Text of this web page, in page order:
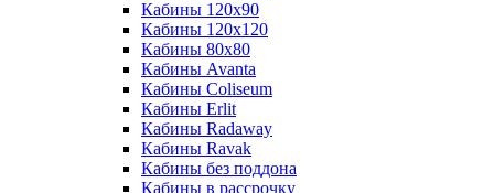
Кабины 120x90
Кабины 120х120
Кабины 80х80
Кабины Avanta
Кабины Coliseum
Кабины Erlit
Кабины Radaway
Кабины Ravak
Кабины без поддона
Кабины в рассрочку